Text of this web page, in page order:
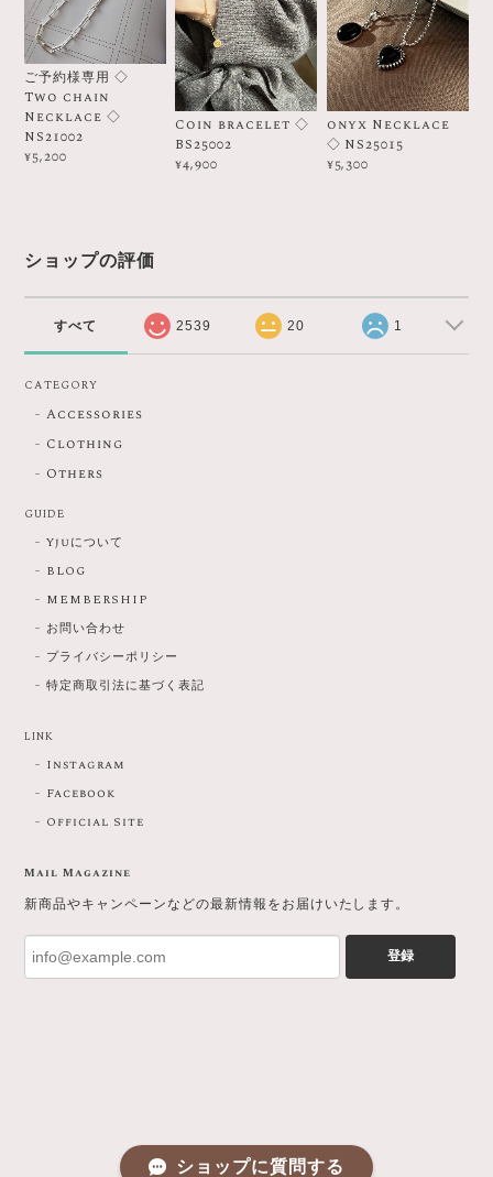
ご予約様専用 ◇
Two chain
Necklace ◇
NS21002
¥5,200
Coin bracelet ◇
BS25002
¥4,900
onyx Necklace
◇ NS25015
¥5,300
ショップの評価
すべて 2539 20 1
CATEGORY
Accessories
Clothing
Others
GUIDE
Yjuについて
BLOG
MEMBERSHIP
お問い合わせ
プライバシーポリシー
特定商取引法に基づく表記
LINK
Instagram
Facebook
Official Site
Mail Magazine
新商品やキャンペーンなどの最新情報をお届けいたします。
登録
ショップに質問する